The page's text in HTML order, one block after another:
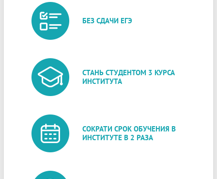
БЕЗ СДАЧИ ЕГЭ
СТАНЬ СТУДЕНТОМ 3 КУРСА
ИНСТИТУТА
СОКРАТИ СРОК ОБУЧЕНИЯ В
ИНСТИТУТЕ В 2 РАЗА